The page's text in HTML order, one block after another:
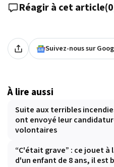
Réagir à cet article(0
Suivez-nous sur
À lire aussi
Suite aux terribles
ont envoyé leur
volontaires
“C'était grave” : ce jouet à
d'un enfant de 8 ans, il est